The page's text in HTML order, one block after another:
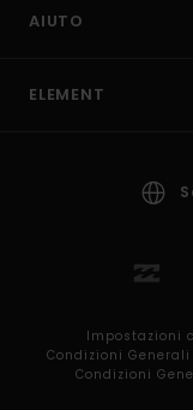
AIUTO
ELEMENT
Impostazioni
Condizioni
Condizioni